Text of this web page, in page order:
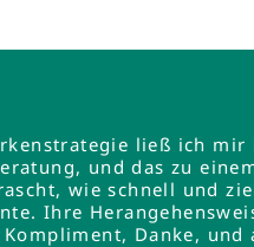
ließ ich
und das zu
wie schnell und
Ihre
Danke, und